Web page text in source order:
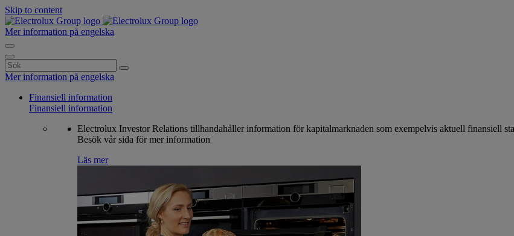
Skip to content
Mer information på engelska
Search
for:
Mer information på engelska
Finansiell information
Finansiell information
Electrolux Investor Relations tillhandahåller information för kapitalmarknaden som exempelvis aktuell finansiell
Besök vår sida för mer information
Läs mer